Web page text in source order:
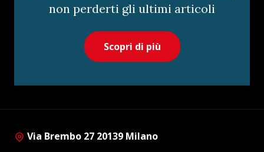
non perderti gli ultimi articoli
Scopri di più
Via Brembo 27 20139 Milano